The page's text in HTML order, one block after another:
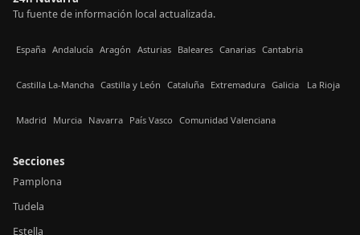
Tu fuente de información local actualizada.
España Andalucía Aragón Asturias Baleares Canarias Cantabria
Castilla La-Mancha Castilla y León Cataluña Extremadura Galicia La Rioja
Madrid Murcia Navarra País Vasco Comunidad Valenciana
Secciones
Pamplona
Tudela
Estella